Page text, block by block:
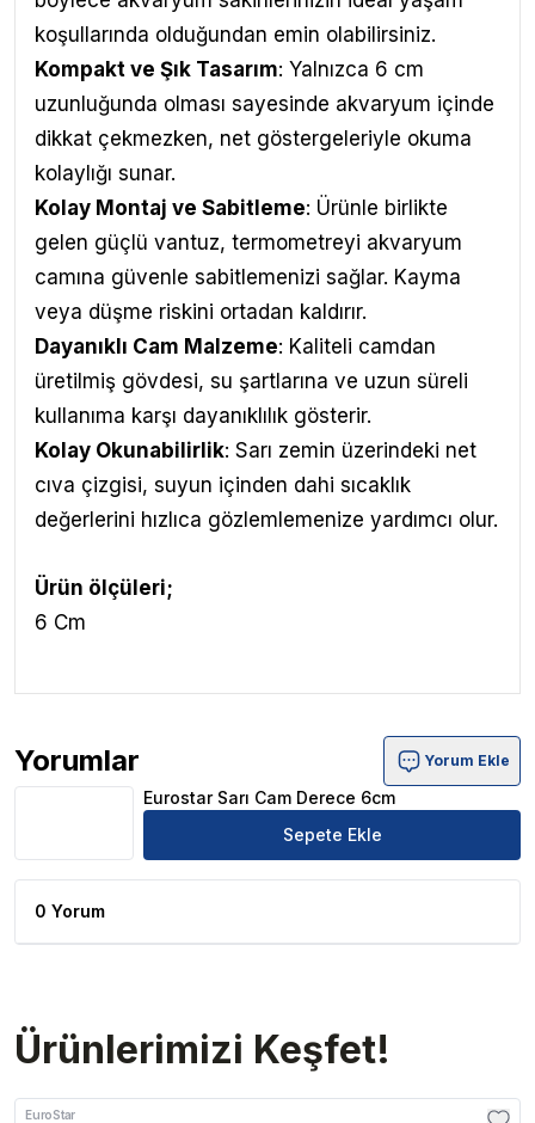
koşullarında olduğundan emin olabilirsiniz.
Kompakt ve Şık Tasarım: Yalnızca 6 cm
uzunluğunda olması sayesinde akvaryum içinde
dikkat çekmezken, net göstergeleriyle okuma
kolaylığı sunar.
Kolay Montaj ve Sabitleme: Ürünle birlikte
gelen güçlü vantuz, termometreyi akvaryum
camına güvenle sabitlemenizi sağlar. Kayma
veya düşme riskini ortadan kaldırır.
Dayanıklı Cam Malzeme: Kaliteli camdan
üretilmiş gövdesi, su şartlarına ve uzun süreli
kullanıma karşı dayanıklılık gösterir.
Kolay Okunabilirlik: Sarı zemin üzerindeki net
cıva çizgisi, suyun içinden dahi sıcaklık
değerlerini hızlıca gözlemlemenize yardımcı olur.
Ürün ölçüleri;
6 Cm
Yorumlar
Eurostar Sarı Cam Derece 6cm Ürün Yorumları
Yorum Ekle
Eurostar Sarı Cam Derece 6cm
Sepete Ekle
0 Yorum
Ürünlerimizi Keşfet!
EuroStar